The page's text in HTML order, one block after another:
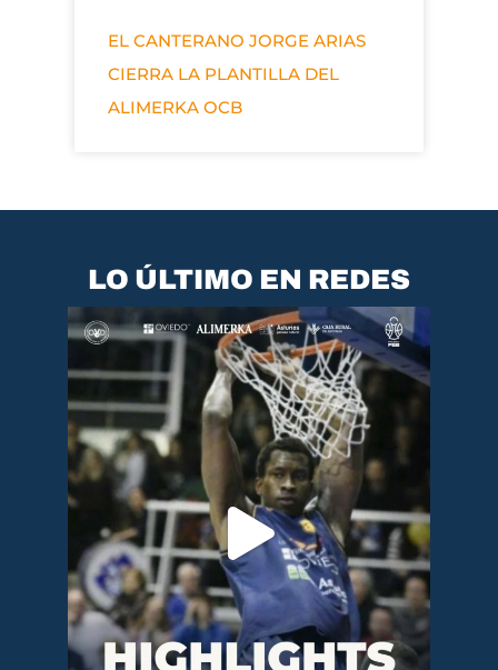
EL CANTERANO JORGE ARIAS
CIERRA LA PLANTILLA DEL
ALIMERKA OCB
LO ÚLTIMO EN REDES